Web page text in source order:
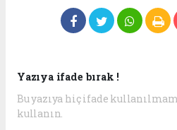
Yazıya ifade bırak !
Bu yazıya hiç ifade
kullanın.